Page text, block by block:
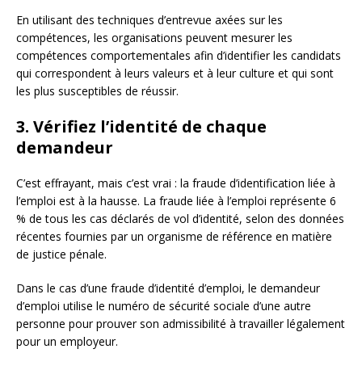
En utilisant des techniques d’entrevue axées sur les
compétences, les organisations peuvent mesurer les
compétences comportementales afin d’identifier les candidats
qui correspondent à leurs valeurs et à leur culture et qui sont
les plus susceptibles de réussir.
3. Vérifiez l’identité de chaque
demandeur
C’est effrayant, mais c’est vrai : la fraude d’identification liée à
l’emploi est à la hausse. La fraude liée à l’emploi représente 6
% de tous les cas déclarés de vol d’identité, selon des données
récentes fournies par un organisme de référence en matière
de justice pénale.
Dans le cas d’une fraude d’identité d’emploi, le demandeur
d’emploi utilise le numéro de sécurité sociale d’une autre
personne pour prouver son admissibilité à travailler légalement
pour un employeur.